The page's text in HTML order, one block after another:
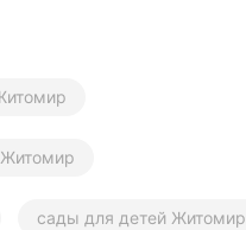
сады для детей Житомир